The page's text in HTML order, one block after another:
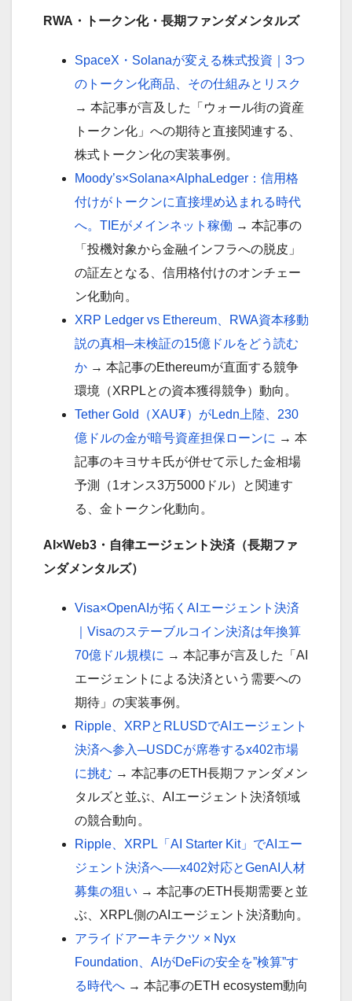
RWA・トークン化・長期ファンダメンタルズ
SpaceX・Solanaが変える株式投資｜3つ
のトークン化商品、その仕組みとリスク
→ 本記事が言及した「ウォール街の資産
トークン化」への期待と直接関連する、
株式トークン化の実装事例。
Moody’s×Solana×AlphaLedger：信用格
付けがトークンに直接埋め込まれる時代
へ。TIEがメインネット稼働 → 本記事の
「投機対象から金融インフラへの脱皮」
の証左となる、信用格付けのオンチェー
ン化動向。
XRP Ledger vs Ethereum、RWA資本移動
説の真相─未検証の15億ドルをどう読む
か → 本記事のEthereumが直面する競争
環境（XRPLとの資本獲得競争）動向。
Tether Gold（XAU₮）がLedn上陸、230
億ドルの金が暗号資産担保ローンに → 本
記事のキヨサキ氏が併せて示した金相場
予測（1オンス3万5000ドル）と関連す
る、金トークン化動向。
AI×Web3・自律エージェント決済（長期ファ
ンダメンタルズ）
Visa×OpenAIが拓くAIエージェント決済
｜Visaのステーブルコイン決済は年換算
70億ドル規模に → 本記事が言及した「AI
エージェントによる決済という需要への
期待」の実装事例。
Ripple、XRPとRLUSDでAIエージェント
決済へ参入─USDCが席巻するx402市場
に挑む → 本記事のETH長期ファンダメン
タルズと並ぶ、AIエージェント決済領域
の競合動向。
Ripple、XRPL「AI Starter Kit」でAIエー
ジェント決済へ──x402対応とGenAI人材
募集の狙い → 本記事のETH長期需要と並
ぶ、XRPL側のAIエージェント決済動向。
アライドアーキテクツ × Nyx
Foundation、AIがDeFiの安全を”検算”す
る時代へ → 本記事のETH ecosystem動向